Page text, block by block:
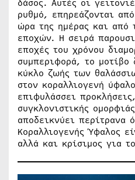
δάσος. Αυτές οι
ρυθμό, επηρεάζονται
ώρα της ημέρας και από
εποχών. Η σειρά
εποχές του χρόνου
συμπεριφορά, το μοτίβο
κύκλο ζωής των
στον κοραλλιογενή
επιφυλάσσει
συγκλονιστικής
αποδεικνύει περίτρανα
Κοραλλιογενής Ύφαλος
αλλά και κρίσιμος για